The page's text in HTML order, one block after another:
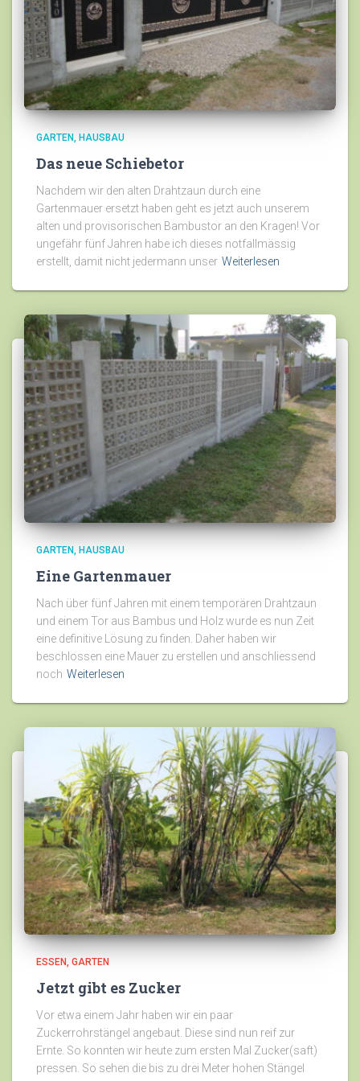
GARTEN HAUSBAU
Das neue Schiebetor
Nachdem wir den alten Drahtzaun durch eine
Gartenmauer ersetzt haben geht es jetzt auch unserem
alten und provisorischen Bambustor an den Kragen! Vor
ungefähr fünf Jahren habe ich dieses notfallmässig
erstellt, damit nicht jedermann unser Weiterlesen
GARTEN HAUSBAU
Eine Gartenmauer
Nach über fünf Jahren mit einem temporären Drahtzaun
und einem Tor aus Bambus und Holz wurde es nun Zeit
eine definitive Lösung zu finden. Daher haben wir
beschlossen eine Mauer zu erstellen und anschliessend
noch Weiterlesen
ESSEN GARTEN
Jetzt gibt es Zucker
Vor etwa einem Jahr haben wir ein paar
Zuckerrohrstängel angebaut. Diese sind nun reif zur
Ernte. So konnten wir heute zum ersten Mal Zucker(saft)
pressen. So sehen die bis zu drei Meter hohen Stängel